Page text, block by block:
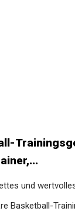
und
Basketball-